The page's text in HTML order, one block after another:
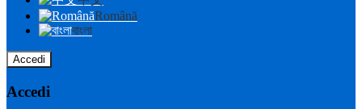
Română
বাংলা
Accedi
Accedi